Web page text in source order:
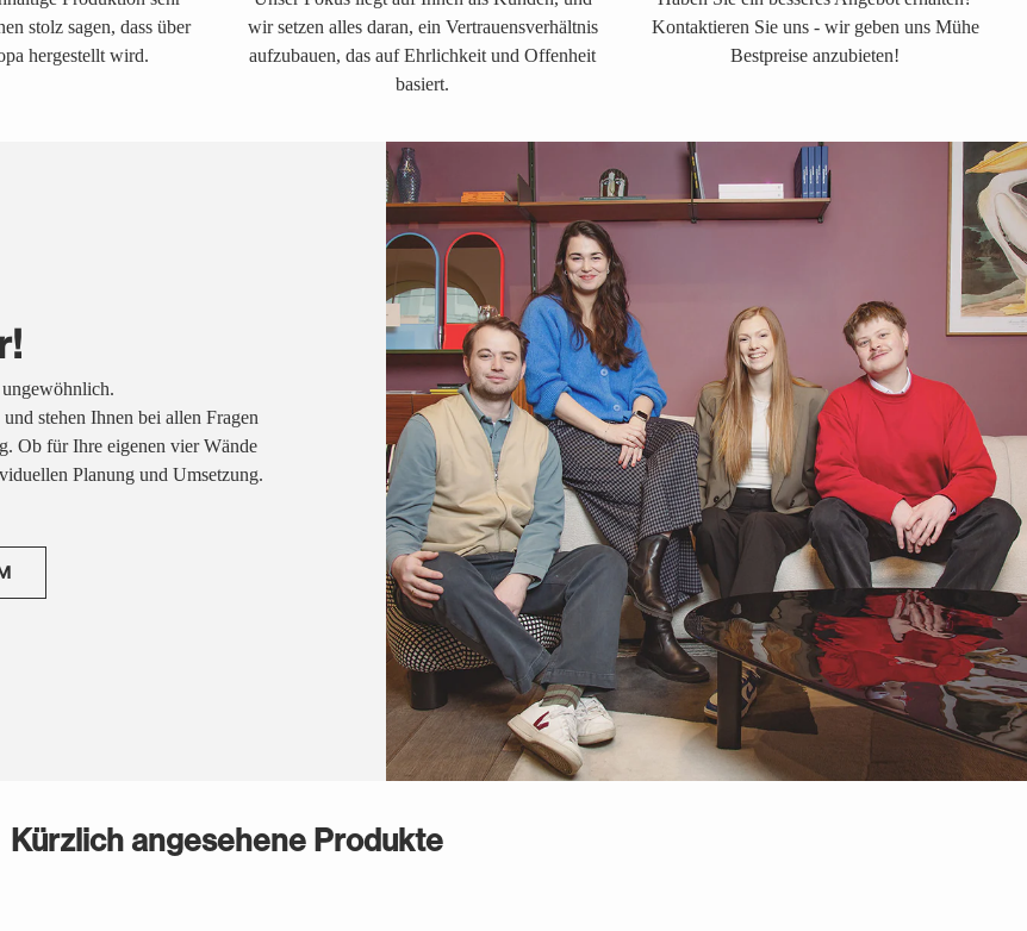
stolz sagen, dass über
hergestellt wird.
wir setzen alles daran, ein Vertrauensverhältnis
aufzubauen, das auf Ehrlichkeit und Offenheit
basiert.
Kontaktieren Sie uns - wir geben uns Mühe
Bestpreise anzubieten!
und stehen Ihnen bei allen Fragen
Ob für Ihre eigenen vier Wände
Planung und Umsetzung.
Kürzlich angesehene Produkte